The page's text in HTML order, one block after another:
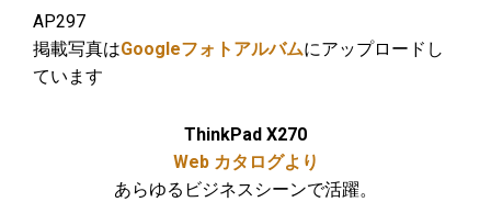
AP297
掲載写真はGoogleフォトアルバムにアップロードし
ています
ThinkPad X270
Web カタログより
あらゆるビジネスシーンで活躍。